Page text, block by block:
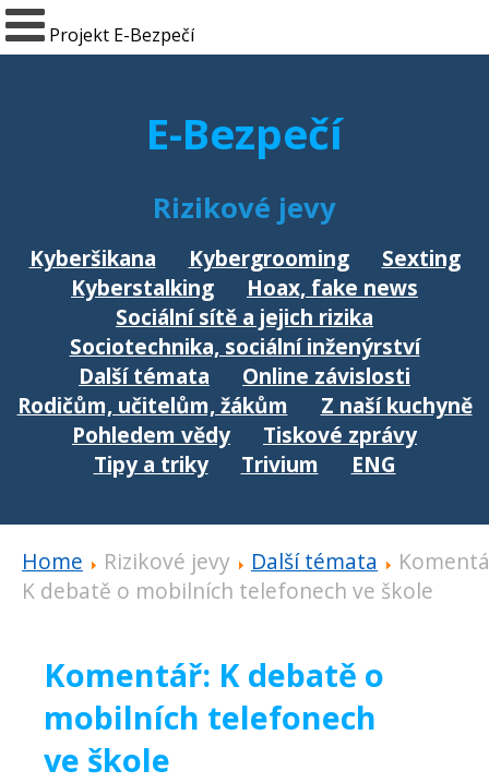
Projekt E-Bezpečí
E-Bezpečí
Rizikové jevy
Kyberšikana Kybergrooming
Sexting
Kyberstalking
Hoax, fake news
Sociální sítě a jejich rizika
Sociotechnika, sociální inženýrství
Další témata
Online závislosti
Rodičům, učitelům, žákům
Z naší kuchyně
Pohledem vědy
Tiskové zprávy
Tipy a triky
Trivium ENG
Home Rizikové jevy Další témata
K debatě o mobilních telefonech ve škole
Komentář: K debatě o
mobilních telefonech
ve škole